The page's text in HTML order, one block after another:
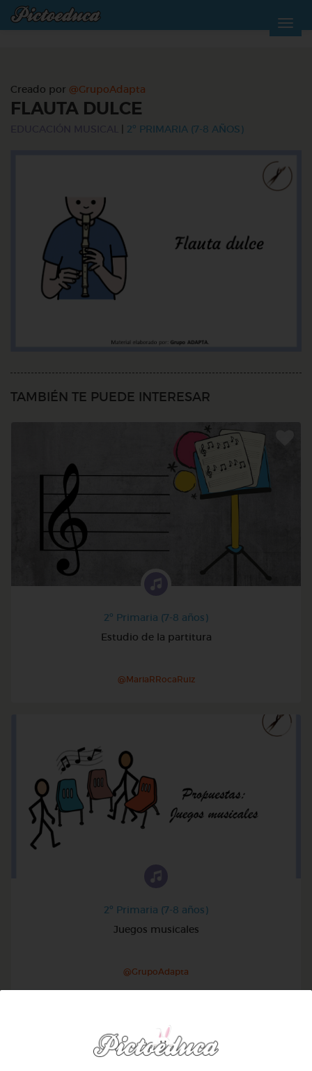
Creado por @GrupoAdapta
FLAUTA DULCE
2º PRIMARIA (7-8 AÑOS)
TAMBIÉN TE PUEDE INTERESAR
2º Primaria (7-8 años)
Estudio de la partitura
@MariaRRocaRuiz
2º Primaria (7-8 años)
Juegos musicales
@GrupoAdapta